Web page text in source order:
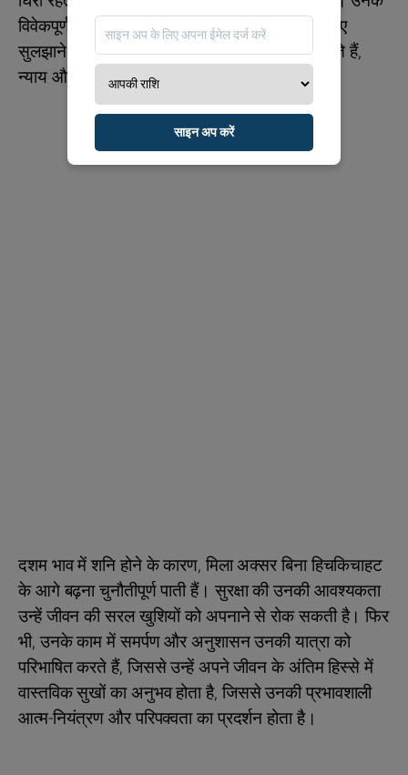
विवेकपूर्ण जीवनशैली उन्हें संघर्षों को ऐसे समाधान के जरिए
सुलझाने के लिए प्रेरित करती है जो सभी को संतुष्ट करते हैं,
न्याय और संतुलन पर जोर देती है।
दशम भाव में शनि होने के कारण, मिला अक्सर बिना हिचकिचाहट
के आगे बढ़ना चुनौतीपूर्ण पाती हैं। सुरक्षा की उनकी आवश्यकता
उन्हें जीवन की सरल खुशियों को अपनाने से रोक सकती है। फिर
भी, उनके काम में समर्पण और अनुशासन उनकी यात्रा को
परिभाषित करते हैं, जिससे उन्हें अपने जीवन के अंतिम हिस्से में
वास्तविक सुखों का अनुभव होता है, जिससे उनकी प्रभावशाली
आत्म-नियंत्रण और परिपक्वता का प्रदर्शन होता है।
साइन अप करें